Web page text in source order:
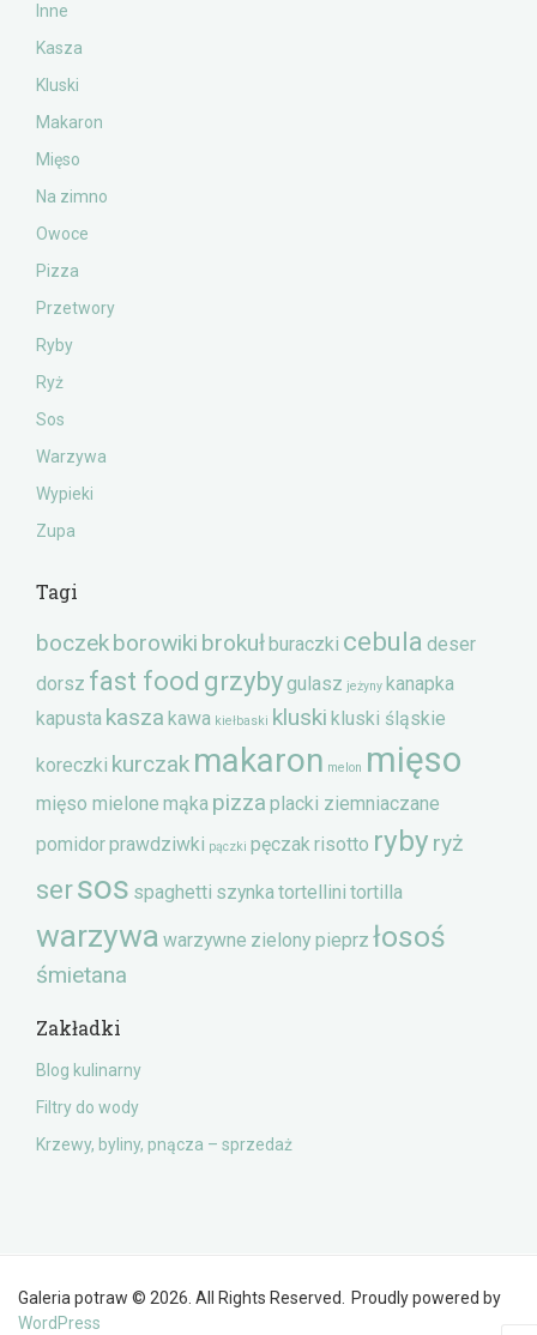
Inne
Kasza
Kluski
Makaron
Mięso
Na zimno
Owoce
Pizza
Przetwory
Ryby
Ryż
Sos
Warzywa
Wypieki
Zupa
Tagi
boczekborowiki brokułburaczki cebula deser
dorsz fast food grzybygulasz jeżyny kanapka
kapusta kasza kawa kiełbaski kluski kluski śląskie
koreczki kurczak makaron melon mięso
mięso mielone mąka pizza placki ziemniaczane
pomidorprawdziwki pączki pęczakrisotto ryby ryż
sersos spaghetti szynkatortellini tortilla
warzywa warzywne zielony pieprz łosoś
śmietana
Zakładki
Blog kulinarny
Filtry do wody
Krzewy, byliny, pnącza – sprzedaż
Galeria potraw © 2026. All Rights Reserved.
Proudly powered by
WordPress